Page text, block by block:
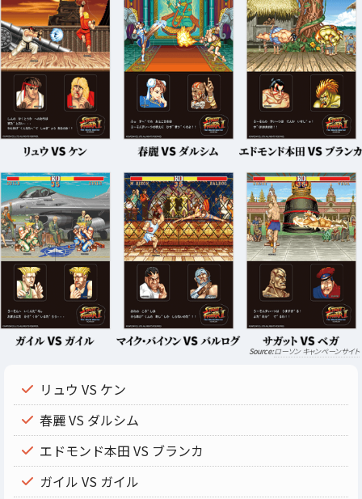
ローソン キャンペーンサイト
リュウ VS ケン
春麗 VS ダルシム
エドモンド本田 VS ブランカ
ガイル VS ガイル